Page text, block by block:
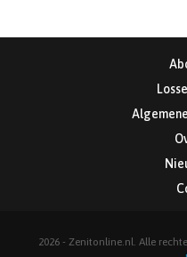
2026 - Zenitonline.nl. Alle